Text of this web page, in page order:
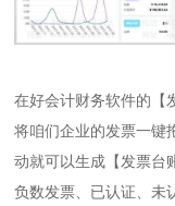
在好会计财务软件的【
将咱们企业的发票一键
动就可以生成【发票台
负数发票、已认证、未